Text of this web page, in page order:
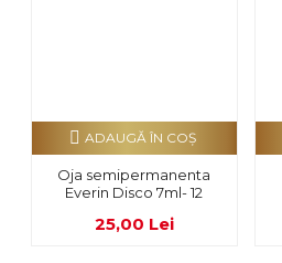
Oja semipermanenta
Everin Disco 7ml- 12
25,00 Lei
ADAUGĂ ÎN COŞ